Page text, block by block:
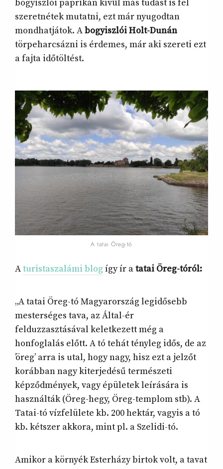
bogyiszlói paprikán kívül más tudást is fel
szeretnétek mutatni, ezt már nyugodtan
mondhatjátok. Abogyiszlói Holt-Dunán
törpeharcsázni is érdemes, már aki szereti ezt
a fajta időtöltést.
A tatai Öreg-tó
Aturistaszalámi blog így ír atatai Öreg-tóról:
„A tatai Öreg-tó Magyarország legidősebb
mesterséges tava, az Által-ér
felduzzasztásával keletkezett még a
honfoglalás előtt. A tó tehát tényleg idős, de az
’öreg’ arra is utal, hogy nagy, hisz ezt a jelzőt
korábban nagy kiterjedésű természeti
képződmények, vagy épületek leírására is
használták (Öreg-hegy, Öreg-templom stb). A
Tatai-tó vízfelülete kb. 200 hektár, vagyis a tó
kb. kétszer akkora, mint pl. a Szelidi-tó.
Amikor a környék Esterházy birtok volt, a tavat